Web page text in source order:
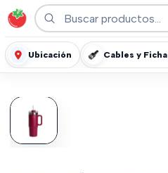
Ubicación Cables y